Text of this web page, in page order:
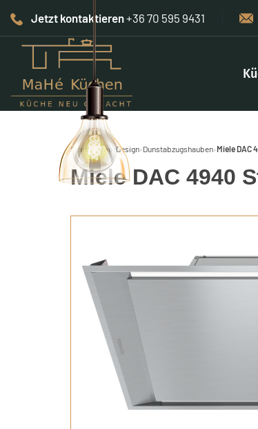
Jetzt kontaktieren+36 70 595 9431
Start›Home-Design› Dunstabzugshauben›Miele DAC
Miele DAC 4940